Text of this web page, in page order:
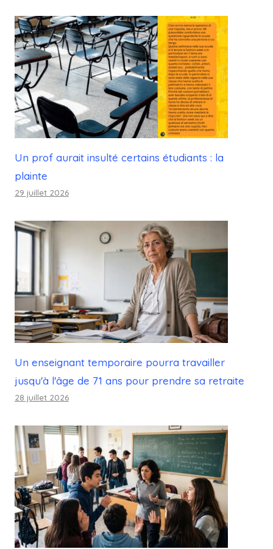
Un prof aurait insulté certains étudiants : la
plainte
29 juillet 2026
Un enseignant temporaire pourra travailler
jusqu'à l'âge de 71 ans pour prendre sa retraite
28 juillet 2026